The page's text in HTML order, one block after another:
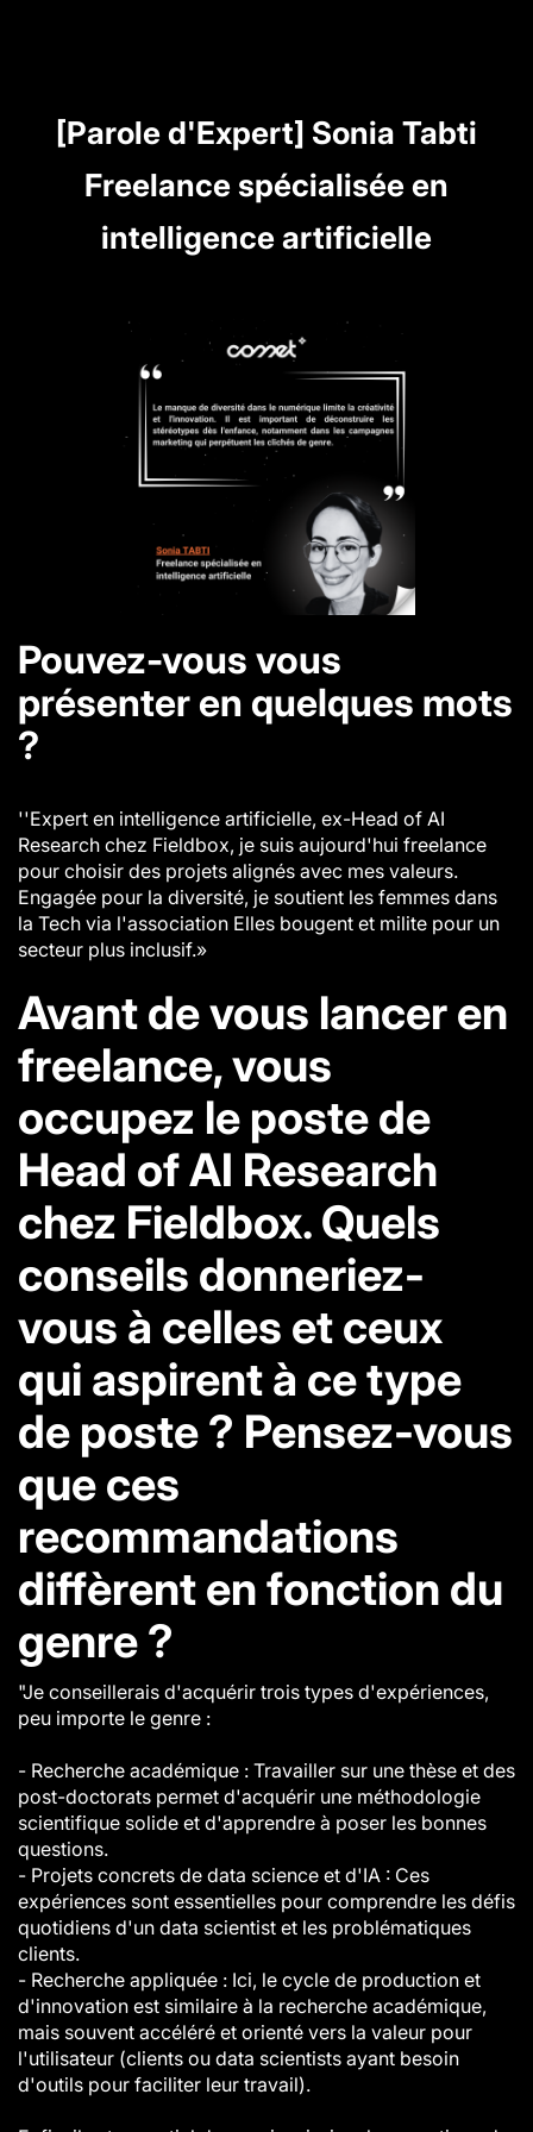
[Parole d'Expert] Sonia Tabti
Freelance spécialisée en
intelligence artificielle
Pouvez-vous vous
présenter en quelques mots
?
''Expert en intelligence artificielle, ex-Head of AI
Research chez Fieldbox, je suis aujourd'hui freelance
pour choisir des projets alignés avec mes valeurs.
Engagée pour la diversité, je soutient les femmes dans
la Tech via l'association Elles bougent et milite pour un
secteur plus inclusif.»
Avant de vous lancer en
freelance, vous
occupez le poste de
Head of AI Research
chez Fieldbox. Quels
conseils donneriez-
vous à celles et ceux
qui aspirent à ce type
de poste ? Pensez-vous
que ces
recommandations
diffèrent en fonction du
genre ?
"Je conseillerais d'acquérir trois types d'expériences,
peu importe le genre :
- Recherche académique : Travailler sur une thèse et des
post-doctorats permet d'acquérir une méthodologie
scientifique solide et d'apprendre à poser les bonnes
questions.
- Projets concrets de data science et d'IA : Ces
expériences sont essentielles pour comprendre les défis
quotidiens d'un data scientist et les problématiques
clients.
- Recherche appliquée : Ici, le cycle de production et
d'innovation est similaire à la recherche académique,
mais souvent accéléré et orienté vers la valeur pour
l'utilisateur (clients ou data scientists ayant besoin
d'outils pour faciliter leur travail).